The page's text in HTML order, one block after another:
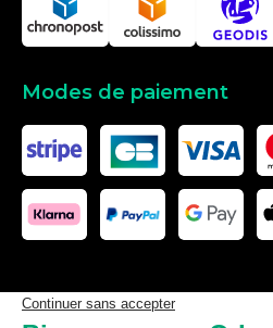
Modes de paiement
Les données affichées ici,